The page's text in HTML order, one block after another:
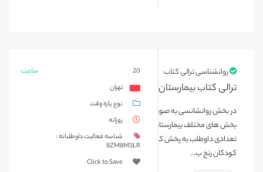
روانشناسی ترالی کتاب
ترالی کتاب بیمارستان محک
در بخش روانشانسی به صورت هفتگی و در روزهای خاص، ترالی کتاب در
بخش های مختلف بیمارستان که اجازه ورود به آنها وجود دارد، همراه با
تعدادی داوطلب به پخش کتاب برای کودکان می پردازیم، تا ساعاتی
کودکان رنج ب...
ساعت
20
تهران
نوع پاره وقت
روزانه
شناسه فعالیت داوطلبانه :
8ZM8M3LR
Click to Save